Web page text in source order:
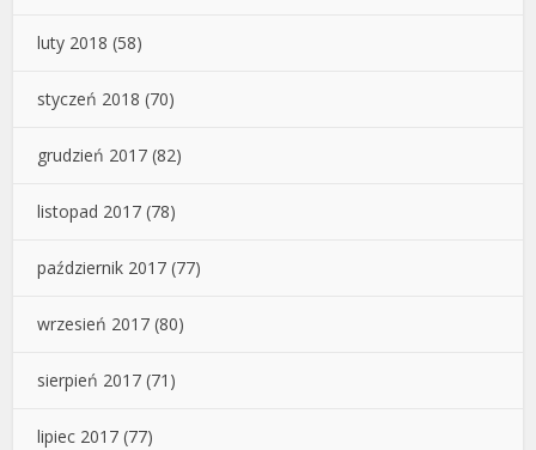
luty 2018 (58)
styczeń 2018 (70)
grudzień 2017 (82)
listopad 2017 (78)
październik 2017 (77)
wrzesień 2017 (80)
sierpień 2017 (71)
lipiec 2017 (77)